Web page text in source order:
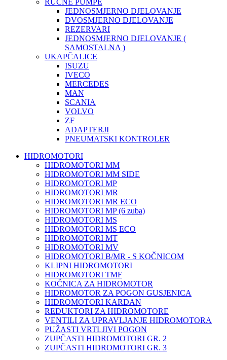
RUČNE PUMPE
JEDNOSMJERNO DJELOVANJE
DVOSMJERNO DJELOVANJE
REZERVARI
JEDNOSMJERNO DJELOVANJE (
SAMOSTALNA )
UKAPČALICE
ISUZU
IVECO
MERCEDES
MAN
SCANIA
VOLVO
ZF
ADAPTERJI
PNEUMATSKI KONTROLER
HIDROMOTORI
HIDROMOTORI MM
HIDROMOTORI MM SIDE
HIDROMOTORI MP
HIDROMOTORI MR
HIDROMOTORI MR ECO
HIDROMOTORI MP (6 zuba)
HIDROMOTORI MS
HIDROMOTORI MS ECO
HIDROMOTORI MT
HIDROMOTORI MV
HIDROMOTORI B/MR - S KOČNICOM
KLIPNI HIDROMOTORI
HIDROMOTORI TMF
KOČNICA ZA HIDROMOTOR
HIDROMOTOR ZA POGON GUSJENICA
HIDROMOTORI KARDAN
REDUKTORI ZA HIDROMOTORE
VENTILI ZA UPRAVLJANJE HIDROMOTORA
PUŽASTI VRTLJIVI POGON
ZUPČASTI HIDROMOTORI GR. 2
ZUPČASTI HIDROMOTORI GR. 3